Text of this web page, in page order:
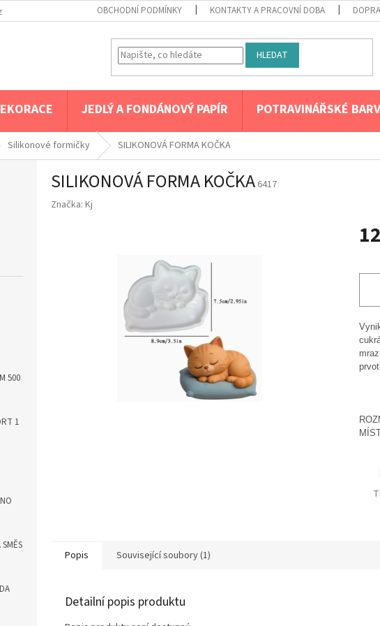
OBCHODNÍ PODMÍNKY KONTAKTY A PRACOVNÍ DOBA
HLEDAT
JEDLÝ A FONDÁNOVÝ PAPÍR POTRAVINÁŘSKÉ
Silikonové formičky SILIKONOVÁ FORMA KOČKA
500
1
SILIKONOVÁ FORMA KOČKA 6417
Značka: Kj
cena:
Popis Související soubory (1)
Detailní popis produktu